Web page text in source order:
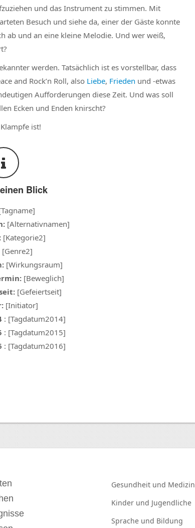
und das Instrument zu stimmen. Mit
Besuch und siehe da, einer der Gäste konnte
ab und an eine kleine Melodie. Und wer weiß,
werden. Tatsächlich ist es vorstellbar, dass
and Rock’n Roll, also Liebe, Frieden und -etwas
Aufforderungen diese Zeit. Und was soll
Ecken und Enden knirscht?
ist!
Blick
[Alternativnamen]
[Kategorie2]
[Genre2]
[Wirkungsraum]
[Beweglich]
[Gefeiertseit]
[Initiator]
: [Tagdatum2014]
: [Tagdatum2015]
: [Tagdatum2016]
Gesundheit und Medizin
Kinder und Jugendliche
Sprache und Bildung